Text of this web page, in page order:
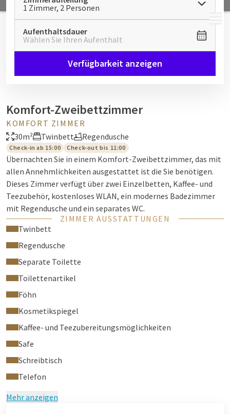
MENÜ
1 Zimmer, 2 Personen
Aufenthaltsdauer
Wählen Sie Ihren Aufenthalt
Verfügbarkeit anzeigen
Komfort-Zweibettzimmer
KOMFORT ZIMMER
30m²
Twinbett Regendusche
Check-in ab 15:00 Check-out bis 11:00
Übernachten Sie in einem Komfort-Zweibettzimmer, das mit
allen Annehmlichkeiten ausgestattet ist die Sie benötigen.
Dieses Zimmer verfügt über zwei Einzelbetten, Kaffee- und
Teezubehör, kostenloses WLAN, ein modernes Badezimmer
mit Regendusche und ein separates WC.
ZIMMER AUSSTATTUNGEN
Twinbett
Regendusche
Separate Toilette
Toilettenartikel
Föhn
Kosmetikspiegel
Kaffee- und Teezubereitungsmöglichkeiten
Safe
Schreibtisch
Telefon
Mehr anzeigen